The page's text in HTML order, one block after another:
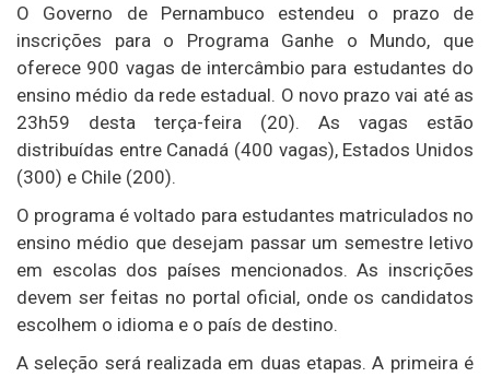
O Governo de Pernambuco estendeu o prazo de
inscrições para o Programa Ganhe o Mundo, que
oferece 900 vagas de intercâmbio para estudantes do
ensino médio da rede estadual. O novo prazo vai até as
23h59 desta terça-feira (20). As vagas estão
distribuídas entre Canadá (400 vagas), Estados Unidos
(300) e Chile (200).
O programa é voltado para estudantes matriculados no
ensino médio que desejam passar um semestre letivo
em escolas dos países mencionados. As inscrições
devem ser feitas no portal oficial, onde os candidatos
escolhem o idioma e o país de destino.
A seleção será realizada em duas etapas. A primeira é